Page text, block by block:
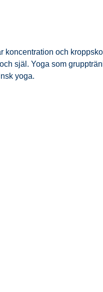
koncentration och
själ. Yoga som
yoga.